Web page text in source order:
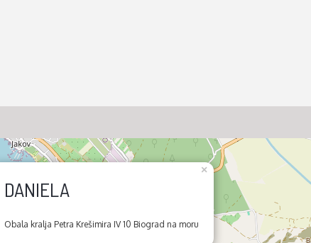
DANIELA
Obala kralja Petra Krešimira IV 10 Biograd na moru
×